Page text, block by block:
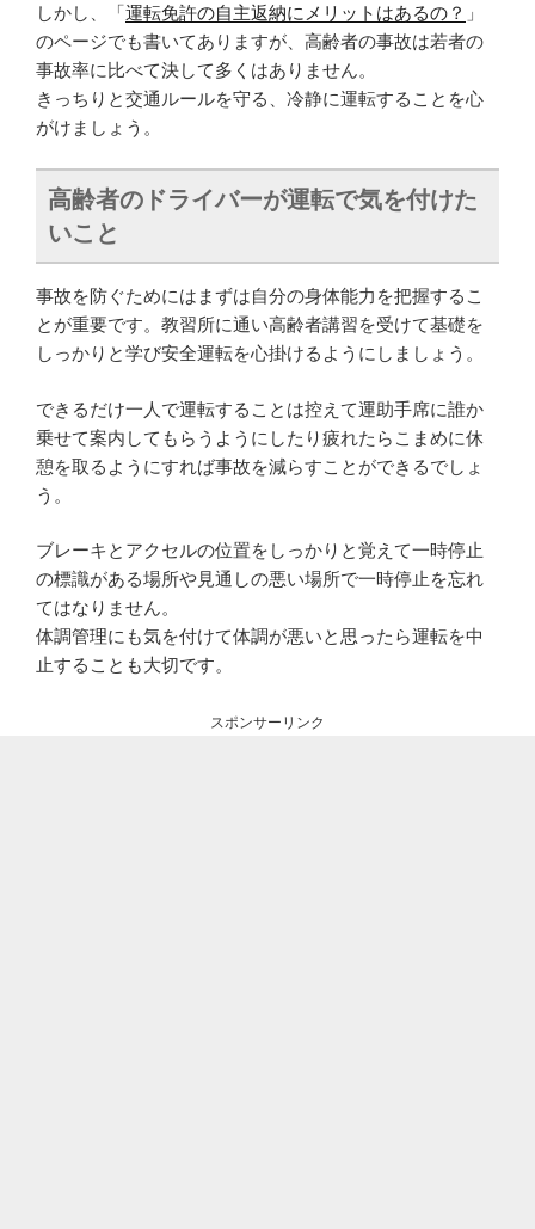
しかし、「運転免許の自主返納にメリットはあるの？ 」
のページでも書いてありますが、高齢者の事故は若者の
事故率に比べて決して多くはありません。
きっちりと交通ルールを守る、冷静に運転することを心
がけましょう。
高齢者のドライバーが運転で気を付けた
いこと
事故を防ぐためにはまずは自分の身体能力を把握するこ
とが重要です。教習所に通い高齢者講習を受けて基礎を
しっかりと学び安全運転を心掛けるようにしましょう。
できるだけ一人で運転することは控えて運助手席に誰か
乗せて案内してもらうようにしたり疲れたらこまめに休
憩を取るようにすれば事故を減らすことができるでしょ
う。
ブレーキとアクセルの位置をしっかりと覚えて一時停止
の標識がある場所や見通しの悪い場所で一時停止を忘れ
てはなりません。
体調管理にも気を付けて体調が悪いと思ったら運転を中
止することも大切です。
スポンサーリンク